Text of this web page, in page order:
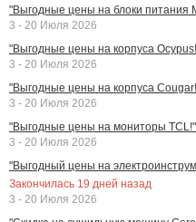
"Выгодные цены на блоки питания
3 - 20 Июля 2026
"Выгодные цены на корпуса
3 - 20 Июля 2026
"Выгодные цены на корпуса
3 - 20 Июля 2026
"Выгодные цены на мониторы TCL!"
3 - 20 Июля 2026
"Выгодный цены на
Закончилась 19 дней назад
3 - 20 Июля 2026